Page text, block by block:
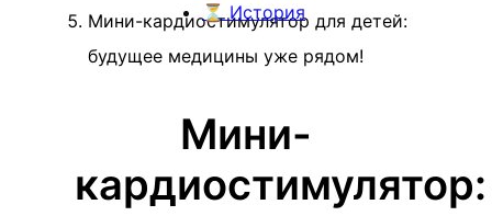
⏳ История
Мини-кардиостимулятор для детей:
будущее медицины уже рядом!
Мини-
кардиостимулятор: